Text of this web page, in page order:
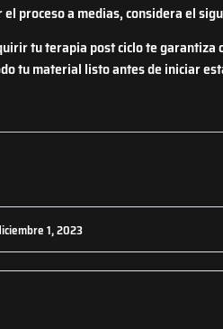
proceso a medias, considera el
tu terapia post ciclo te garantiza
tu material listo antes de iniciar
1, 2023